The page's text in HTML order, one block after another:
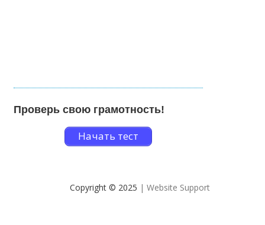
Проверь свою грамотность!
Начать тест
Copyright © 2025 | Website Support